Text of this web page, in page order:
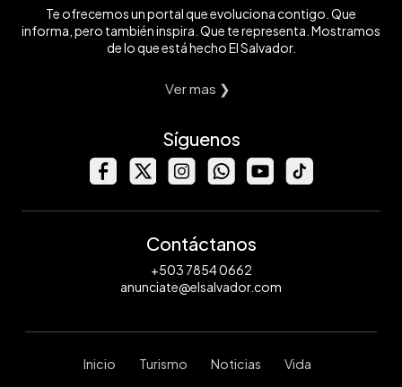
Te ofrecemos un portal que evoluciona contigo. Que
informa, pero también inspira. Que te representa. Mostramos
de lo que está hecho El Salvador.
Ver mas ❯
Síguenos
Contáctanos
+503 7854 0662
anunciate@elsalvador.com
Inicio Turismo Noticias Vida